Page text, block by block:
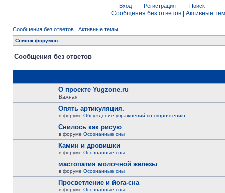
Вход Регистрация Поиск
Сообщения без ответов Активные
Сообщения без ответов | Активные темы
Список форумов
Сообщения без ответов
О проекте Yugzone.ru
Важная
Опять артикуляция.
в форуме Обсуждение упражнений по скорочтению
Снилось как рисую
в форуме Осознанные сны
Камин и дровишки
в форуме Осознанные сны
мастопатия молочной железы
в форуме Осознанные сны
Просветление и йога-сна
в форуме Осознанные сны